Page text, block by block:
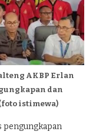
AKBP Erlan
dan
istimewa)
pengungkapan